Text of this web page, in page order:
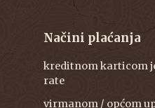
Načini plaćanja
kreditnom karticom
rate
virmanom / općom